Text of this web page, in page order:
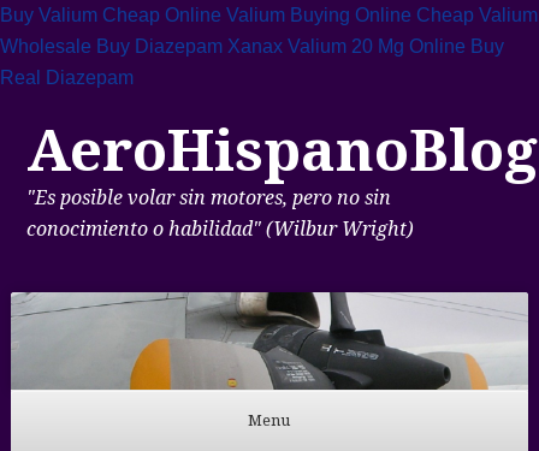
Buy Valium Cheap Online Valium Buying Online Cheap Valium
Wholesale Buy Diazepam Xanax Valium 20 Mg Online Buy
Real Diazepam
AeroHispanoBlog
"Es posible volar sin motores, pero no sin
conocimiento o habilidad" (Wilbur Wright)
Menu